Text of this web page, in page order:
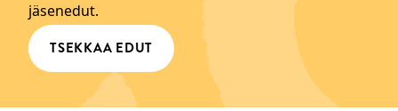
jäsenedut.
TSEKKAA EDUT